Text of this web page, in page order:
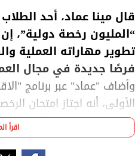
قال مينا عماد، أحد
“المليون رخصة دولية”،
تطوير مهاراته العملية
فرصًا جديدة في مجال
الأولى، أنه اجتاز امتحان
في تدريبات ريادة الأعمال
المشاركين طبقوا التدريب
اقرأ